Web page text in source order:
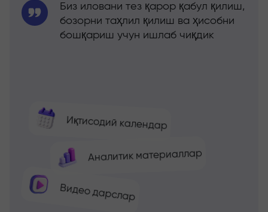
Иқтисодий календар
Аналитик материаллар
Видео дарслар
Биз иловани тез қарор қабул қилиш,
бозорни таҳлил қилиш ва ҳисобни
бошқариш учун ишлаб чиқдик